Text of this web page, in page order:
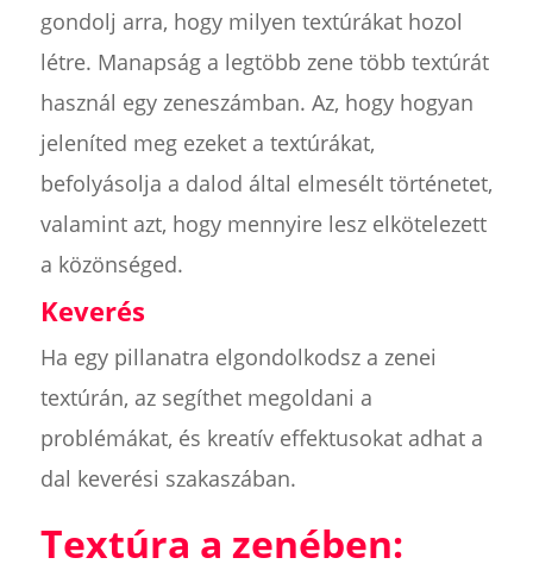
gondolj arra, hogy milyen textúrákat hozol
létre. Manapság a legtöbb zene több textúrát
használ egy zeneszámban. Az, hogy hogyan
jeleníted meg ezeket a textúrákat,
befolyásolja a dalod által elmesélt történetet,
valamint azt, hogy mennyire lesz elkötelezett
a közönséged.
Keverés
Ha egy pillanatra elgondolkodsz a zenei
textúrán, az segíthet megoldani a
problémákat, és kreatív effektusokat adhat a
dal keverési szakaszában.
Textúra a zenében: